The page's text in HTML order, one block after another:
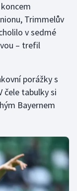
Trimmelův
v sedmé
– trefil
porážky s
čele tabulky si
Bayernem